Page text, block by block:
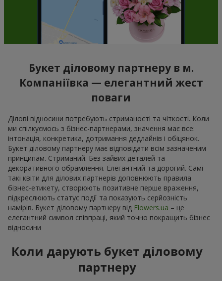
Букет діловому партнеру в м.
Компаніївка — елегантний жест
поваги
Ділові відносини потребують стриманості та чіткості. Коли
ми спілкуємось з бізнес-партнерами, значення має все:
інтонація, конкретика, дотримання дедлайнів і обіцянок.
Букет діловому партнеру має відповідати всім зазначеним
принципам. Стриманий. Без зайвих деталей та
декоративного обрамлення. Елегантний та дорогий. Самі
такі квіти для ділових партнерів доповнюють правила
бізнес-етикету, створюють позитивне перше враження,
підкреслюють статус події та показують серйозність
намірів. Букет діловому партнеру від Flowers.ua – це
елегантний символ співпраці, який точно покращить бізнес
відносини
Коли дарують букет діловому
партнеру